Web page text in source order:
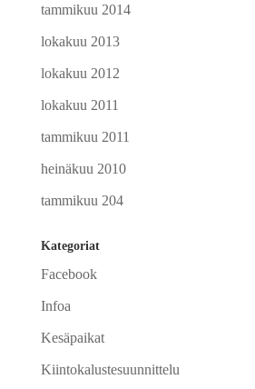
tammikuu 2014
lokakuu 2013
lokakuu 2012
lokakuu 2011
tammikuu 2011
heinäkuu 2010
tammikuu 204
Kategoriat
Facebook
Infoa
Kesäpaikat
Kiintokalustesuunnittelu